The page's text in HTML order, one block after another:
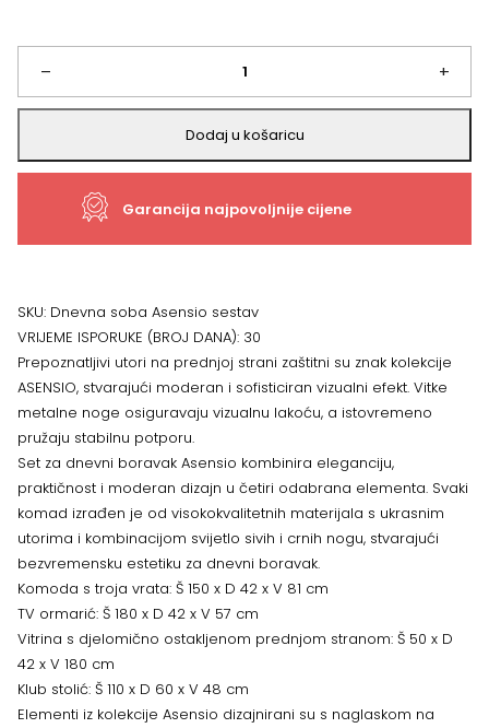
je:
1.160,71 €.
931,16 €.
–
Dnevni
boravak
Asensio
+
Dodaj u košaricu
Garancija najpovoljnije cijene
SKU: Dnevna soba Asensio sestav
VRIJEME ISPORUKE (BROJ DANA): 30
Prepoznatljivi utori na prednjoj strani zaštitni su znak kolekcije
ASENSIO, stvarajući moderan i sofisticiran vizualni efekt. Vitke
metalne noge osiguravaju vizualnu lakoću, a istovremeno
pružaju stabilnu potporu.
Set za dnevni boravak Asensio kombinira eleganciju,
praktičnost i moderan dizajn u četiri odabrana elementa. Svaki
komad izrađen je od visokokvalitetnih materijala s ukrasnim
utorima i kombinacijom svijetlo sivih i crnih nogu, stvarajući
bezvremensku estetiku za dnevni boravak.
Komoda s troja vrata: Š 150 x D 42 x V 81 cm
TV ormarić: Š 180 x D 42 x V 57 cm
Vitrina s djelomično ostakljenom prednjom stranom: Š 50 x D
42 x V 180 cm
Klub stolić: Š 110 x D 60 x V 48 cm
Elementi iz kolekcije Asensio dizajnirani su s naglaskom na